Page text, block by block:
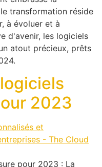
transformation réside
à évoluer et à
d'avenir, les logiciels
atout précieux, prêts
2023
pour 2023 : La